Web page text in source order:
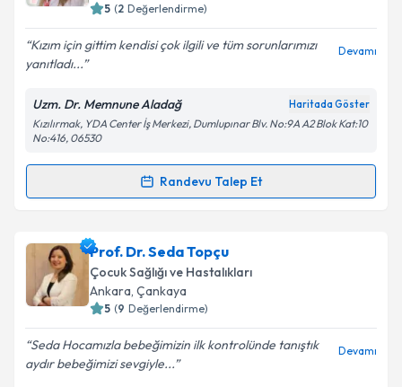
kapsamda işlenmesini kabul ediyorum.
Takvim Talebini Gönder
5 (2 Değerlendirme)
Kızım için gittim kendisi çok ilgili ve tüm sorunlarımızı
yanıtladı...
Devamı
Uzm. Dr. Memnune Aladağ Haritada Göster
Kızılırmak, YDA Center İş Merkezi, Dumlupınar Blv. No:9A A2 Blok Kat:10
No:416, 06530
Randevu Talep Et
Randevu Takvimi Talebi
Uzm. Dr. Memnune Aladağiçin randevu takvimi
talebi oluşturun. Size bu uzmandan randevu almanız
için bir takvim hazırlandığında e-posta ile
bilgilendireceğiz.
E-posta Adresiniz
Prof. Dr. Seda Topçu
Çocuk Sağlığı ve Hastalıkları
Ankara, Çankaya
5 (9 Değerlendirme)
Seda Hocamızla bebeğimizin ilk kontrolünde tanıştık
aydır bebeğimizi sevgiyle...
Devamı